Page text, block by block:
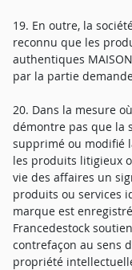
19. En outre, la
reconnu que les
authentiques
par la partie
20. Dans la mesure
démontre pas que la
supprimé ou modifié
les produits litigieux
vie des affaires un
produits ou services
marque est
Francedestock
contrefaçon au sens
propriété